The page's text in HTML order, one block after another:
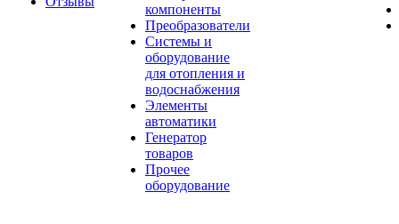
компоненты
Преобразователи
Системы и
оборудование
для отопления и
водоснабжения
Элементы
автоматики
Генератор
товаров
Прочее
оборудование